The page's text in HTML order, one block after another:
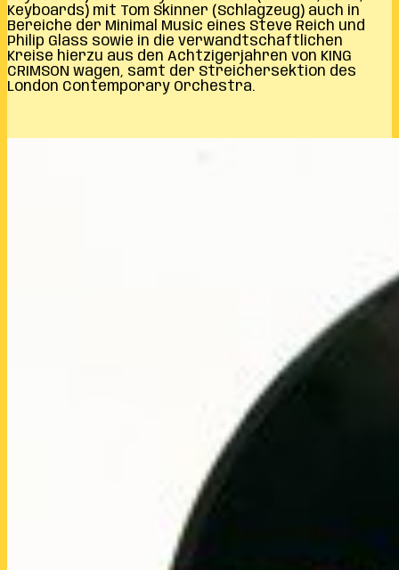
Keyboards) mit Tom Skinner (Schlagzeug) auch in
Bereiche der Minimal Music eines Steve Reich und
Philip Glass sowie in die verwandtschaftlichen
Kreise hierzu aus den Achtzigerjahren von KING
CRIMSON wagen, samt der Streichersektion des
London Contemporary Orchestra.